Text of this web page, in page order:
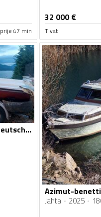
prije 47 min
32 000€
Tivat
Ostalo - Freyend Deutschland
Azimut-
Jahta 2025